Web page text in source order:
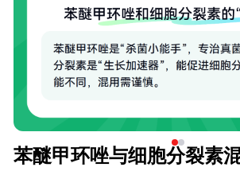
苯醚甲环唑与细胞分裂素